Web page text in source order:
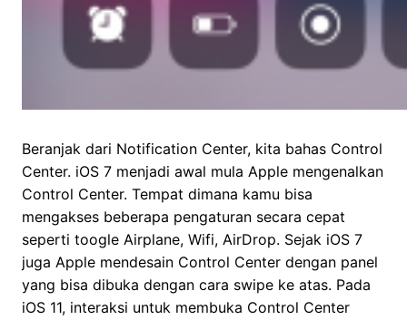
Beranjak dari Notification Center, kita bahas Control
Center. iOS 7 menjadi awal mula Apple mengenalkan
Control Center. Tempat dimana kamu bisa
mengakses beberapa pengaturan secara cepat
seperti toogle Airplane, Wifi, AirDrop. Sejak iOS 7
juga Apple mendesain Control Center dengan panel
yang bisa dibuka dengan cara swipe ke atas. Pada
iOS 11, interaksi untuk membuka Control Center